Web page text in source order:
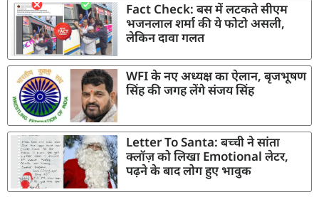
Fact Check: बस में लटकते सीएम
भजनलाल शर्मा की ये फोटो असली,
लेकिन दावा गलत
WFI के नए अध्यक्ष का ऐलान, बृजभूषण
सिंह की जगह लेंगे संजय सिंह
Letter To Santa: बच्ची ने सांता
क्लॉज़ को लिखा Emotional लेटर,
पढ़ने के बाद लोग हुए भावुक